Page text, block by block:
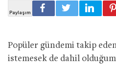
Popüler gündemi takip
istemesek de dahil